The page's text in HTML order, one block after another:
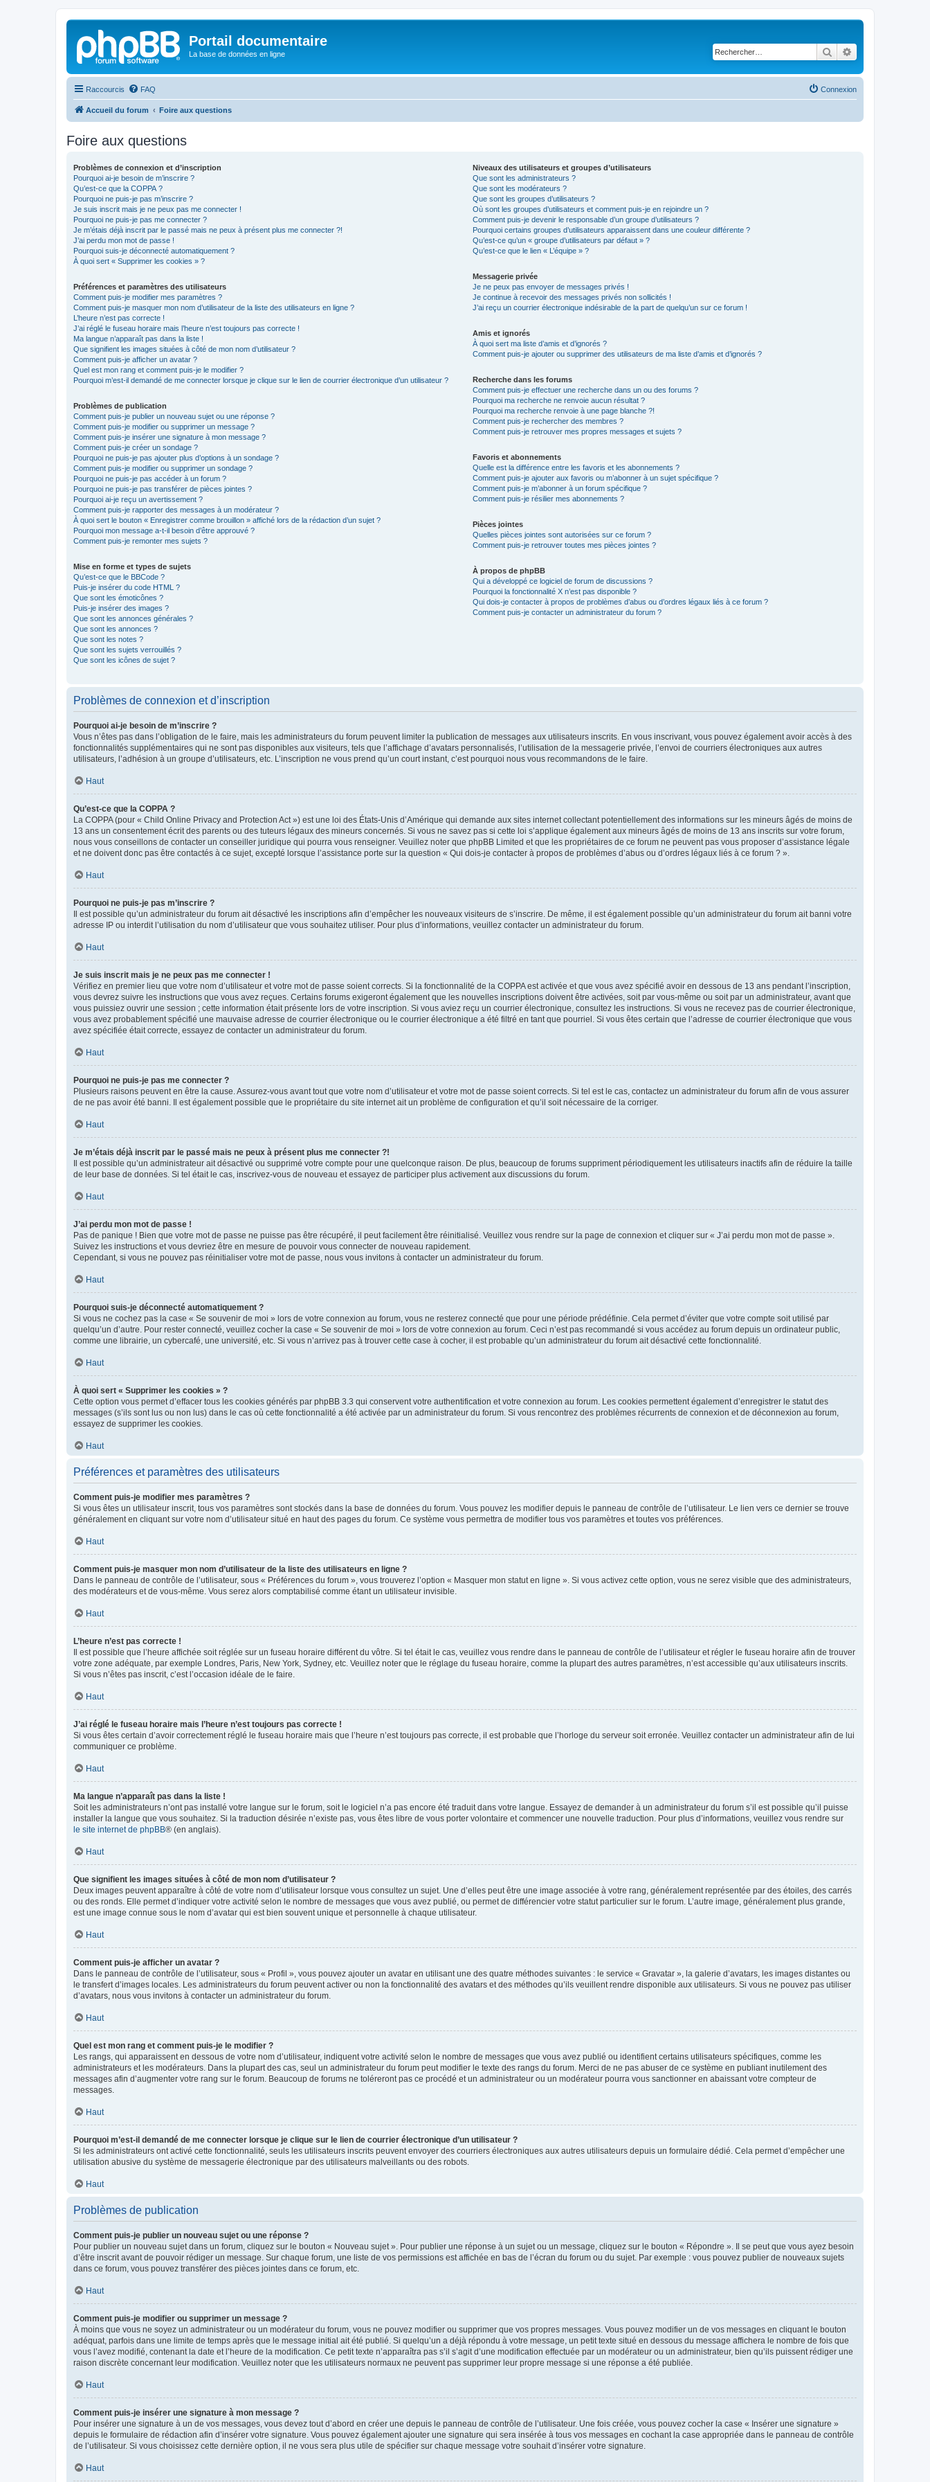
Portail documentaire
La base de données en ligne Rechercher
Raccourcis FAQ Connexion
Accueil du forum Foire aux questions
Foire aux questions
Problèmes de connexion et d’inscription
Pourquoi ai-je besoin de m’inscrire ?
Qu’est-ce que la COPPA ?
Pourquoi ne puis-je pas m’inscrire ?
Je suis inscrit mais je ne peux pas me connecter !
Pourquoi ne puis-je pas me connecter ?
Je m’étais déjà inscrit par le passé mais ne peux à présent plus me connecter ?!
J’ai perdu mon mot de passe !
Pourquoi suis-je déconnecté automatiquement ?
À quoi sert « Supprimer les cookies » ?
Préférences et paramètres des utilisateurs
Comment puis-je modifier mes paramètres ?
Comment puis-je masquer mon nom d’utilisateur de la liste des utilisateurs en ligne ?
L’heure n’est pas correcte !
J’ai réglé le fuseau horaire mais l’heure n’est toujours pas correcte !
Ma langue n’apparaît pas dans la liste !
Que signifient les images situées à côté de mon nom d’utilisateur ?
Comment puis-je afficher un avatar ?
Quel est mon rang et comment puis-je le modifier ?
Pourquoi m’est-il demandé de me connecter lorsque je clique sur le lien de courrier électronique d’un utilisateur ?
Problèmes de publication
Comment puis-je publier un nouveau sujet ou une réponse ?
Comment puis-je modifier ou supprimer un message ?
Comment puis-je insérer une signature à mon message ?
Comment puis-je créer un sondage ?
Pourquoi ne puis-je pas ajouter plus d’options à un sondage ?
Comment puis-je modifier ou supprimer un sondage ?
Pourquoi ne puis-je pas accéder à un forum ?
Pourquoi ne puis-je pas transférer de pièces jointes ?
Pourquoi ai-je reçu un avertissement ?
Comment puis-je rapporter des messages à un modérateur ?
À quoi sert le bouton « Enregistrer comme brouillon » affiché lors de la rédaction d’un sujet ?
Pourquoi mon message a-t-il besoin d’être approuvé ?
Comment puis-je remonter mes sujets ?
Mise en forme et types de sujets
Qu’est-ce que le BBCode ?
Puis-je insérer du code HTML ?
Que sont les émoticônes ?
Puis-je insérer des images ?
Que sont les annonces générales ?
Que sont les annonces ?
Que sont les notes ?
Que sont les sujets verrouillés ?
Que sont les icônes de sujet ?
Niveaux des utilisateurs et groupes d’utilisateurs
Que sont les administrateurs ?
Que sont les modérateurs ?
Que sont les groupes d’utilisateurs ?
Où sont les groupes d’utilisateurs et comment puis-je en rejoindre un ?
Comment puis-je devenir le responsable d’un groupe d’utilisateurs ?
Pourquoi certains groupes d’utilisateurs apparaissent dans une couleur différente ?
Qu’est-ce qu’un « groupe d’utilisateurs par défaut » ?
Qu’est-ce que le lien « L’équipe » ?
Messagerie privée
Je ne peux pas envoyer de messages privés !
Je continue à recevoir des messages privés non sollicités !
J’ai reçu un courrier électronique indésirable de la part de quelqu’un sur ce forum !
Amis et ignorés
À quoi sert ma liste d’amis et d’ignorés ?
Comment puis-je ajouter ou supprimer des utilisateurs de ma liste d’amis et d’ignorés ?
Recherche dans les forums
Comment puis-je effectuer une recherche dans un ou des forums ?
Pourquoi ma recherche ne renvoie aucun résultat ?
Pourquoi ma recherche renvoie à une page blanche ?!
Comment puis-je rechercher des membres ?
Comment puis-je retrouver mes propres messages et sujets ?
Favoris et abonnements
Quelle est la différence entre les favoris et les abonnements ?
Comment puis-je ajouter aux favoris ou m’abonner à un sujet spécifique ?
Comment puis-je m’abonner à un forum spécifique ?
Comment puis-je résilier mes abonnements ?
Pièces jointes
Quelles pièces jointes sont autorisées sur ce forum ?
Comment puis-je retrouver toutes mes pièces jointes ?
À propos de phpBB
Qui a développé ce logiciel de forum de discussions ?
Pourquoi la fonctionnalité X n’est pas disponible ?
Qui dois-je contacter à propos de problèmes d’abus ou d’ordres légaux liés à ce forum ?
Comment puis-je contacter un administrateur du forum ?
Problèmes de connexion et d’inscription
Pourquoi ai-je besoin de m’inscrire ?
Vous n’êtes pas dans l’obligation de le faire, mais les administrateurs du forum peuvent limiter la publication de messages aux utilisateurs inscrits. En vous inscrivant, vous pouvez également avoir accès à des
fonctionnalités supplémentaires qui ne sont pas disponibles aux visiteurs, tels que l’affichage d’avatars personnalisés, l’utilisation de la messagerie privée, l’envoi de courriers électroniques aux autres
utilisateurs, l’adhésion à un groupe d’utilisateurs, etc. L’inscription ne vous prend qu’un court instant, c’est pourquoi nous vous recommandons de le faire.
Haut
Qu’est-ce que la COPPA ?
La COPPA (pour « Child Online Privacy and Protection Act ») est une loi des États-Unis d’Amérique qui demande aux sites internet collectant potentiellement des informations sur les mineurs âgés de moins de
13 ans un consentement écrit des parents ou des tuteurs légaux des mineurs concernés. Si vous ne savez pas si cette loi s’applique également aux mineurs âgés de moins de 13 ans inscrits sur votre forum,
nous vous conseillons de contacter un conseiller juridique qui pourra vous renseigner. Veuillez noter que phpBB Limited et que les propriétaires de ce forum ne peuvent pas vous proposer d’assistance légale
et ne doivent donc pas être contactés à ce sujet, excepté lorsque l’assistance porte sur la question « Qui dois-je contacter à propos de problèmes d’abus ou d’ordres légaux liés à ce forum ? ».
Haut
Pourquoi ne puis-je pas m’inscrire ?
Il est possible qu’un administrateur du forum ait désactivé les inscriptions afin d’empêcher les nouveaux visiteurs de s’inscrire. De même, il est également possible qu’un administrateur du forum ait banni votre
adresse IP ou interdit l’utilisation du nom d’utilisateur que vous souhaitez utiliser. Pour plus d’informations, veuillez contacter un administrateur du forum.
Haut
Je suis inscrit mais je ne peux pas me connecter !
Vérifiez en premier lieu que votre nom d’utilisateur et votre mot de passe soient corrects. Si la fonctionnalité de la COPPA est activée et que vous avez spécifié avoir en dessous de 13 ans pendant l’inscription,
vous devrez suivre les instructions que vous avez reçues. Certains forums exigeront également que les nouvelles inscriptions doivent être activées, soit par vous-même ou soit par un administrateur, avant que
vous puissiez ouvrir une session ; cette information était présente lors de votre inscription. Si vous aviez reçu un courrier électronique, consultez les instructions. Si vous ne recevez pas de courrier électronique,
vous avez probablement spécifié une mauvaise adresse de courrier électronique ou le courrier électronique a été filtré en tant que pourriel. Si vous êtes certain que l’adresse de courrier électronique que vous
avez spécifiée était correcte, essayez de contacter un administrateur du forum.
Haut
Pourquoi ne puis-je pas me connecter ?
Plusieurs raisons peuvent en être la cause. Assurez-vous avant tout que votre nom d’utilisateur et votre mot de passe soient corrects. Si tel est le cas, contactez un administrateur du forum afin de vous assurer
de ne pas avoir été banni. Il est également possible que le propriétaire du site internet ait un problème de configuration et qu’il soit nécessaire de la corriger.
Haut
Je m’étais déjà inscrit par le passé mais ne peux à présent plus me connecter ?!
Il est possible qu’un administrateur ait désactivé ou supprimé votre compte pour une quelconque raison. De plus, beaucoup de forums suppriment périodiquement les utilisateurs inactifs afin de réduire la taille
de leur base de données. Si tel était le cas, inscrivez-vous de nouveau et essayez de participer plus activement aux discussions du forum.
Haut
J’ai perdu mon mot de passe !
Pas de panique ! Bien que votre mot de passe ne puisse pas être récupéré, il peut facilement être réinitialisé. Veuillez vous rendre sur la page de connexion et cliquer sur « J’ai perdu mon mot de passe ».
Suivez les instructions et vous devriez être en mesure de pouvoir vous connecter de nouveau rapidement.
Cependant, si vous ne pouvez pas réinitialiser votre mot de passe, nous vous invitons à contacter un administrateur du forum.
Haut
Pourquoi suis-je déconnecté automatiquement ?
Si vous ne cochez pas la case « Se souvenir de moi » lors de votre connexion au forum, vous ne resterez connecté que pour une période prédéfinie. Cela permet d’éviter que votre compte soit utilisé par
quelqu’un d’autre. Pour rester connecté, veuillez cocher la case « Se souvenir de moi » lors de votre connexion au forum. Ceci n’est pas recommandé si vous accédez au forum depuis un ordinateur public,
comme une librairie, un cybercafé, une université, etc. Si vous n’arrivez pas à trouver cette case à cocher, il est probable qu’un administrateur du forum ait désactivé cette fonctionnalité.
Haut
À quoi sert « Supprimer les cookies » ?
Cette option vous permet d’effacer tous les cookies générés par phpBB 3.3 qui conservent votre authentification et votre connexion au forum. Les cookies permettent également d’enregistrer le statut des
messages (s’ils sont lus ou non lus) dans le cas où cette fonctionnalité a été activée par un administrateur du forum. Si vous rencontrez des problèmes récurrents de connexion et de déconnexion au forum,
essayez de supprimer les cookies.
Haut
Préférences et paramètres des utilisateurs
Comment puis-je modifier mes paramètres ?
Si vous êtes un utilisateur inscrit, tous vos paramètres sont stockés dans la base de données du forum. Vous pouvez les modifier depuis le panneau de contrôle de l’utilisateur. Le lien vers ce dernier se trouve
généralement en cliquant sur votre nom d’utilisateur situé en haut des pages du forum. Ce système vous permettra de modifier tous vos paramètres et toutes vos préférences.
Haut
Comment puis-je masquer mon nom d’utilisateur de la liste des utilisateurs en ligne ?
Dans le panneau de contrôle de l’utilisateur, sous « Préférences du forum », vous trouverez l’option « Masquer mon statut en ligne ». Si vous activez cette option, vous ne serez visible que des administrateurs,
des modérateurs et de vous-même. Vous serez alors comptabilisé comme étant un utilisateur invisible.
Haut
L’heure n’est pas correcte !
Il est possible que l’heure affichée soit réglée sur un fuseau horaire différent du vôtre. Si tel était le cas, veuillez vous rendre dans le panneau de contrôle de l’utilisateur et régler le fuseau horaire afin de trouver
votre zone adéquate, par exemple Londres, Paris, New York, Sydney, etc. Veuillez noter que le réglage du fuseau horaire, comme la plupart des autres paramètres, n’est accessible qu’aux utilisateurs inscrits.
Si vous n’êtes pas inscrit, c’est l’occasion idéale de le faire.
Haut
J’ai réglé le fuseau horaire mais l’heure n’est toujours pas correcte !
Si vous êtes certain d’avoir correctement réglé le fuseau horaire mais que l’heure n’est toujours pas correcte, il est probable que l’horloge du serveur soit erronée. Veuillez contacter un administrateur afin de lui
communiquer ce problème.
Haut
Ma langue n’apparaît pas dans la liste !
Soit les administrateurs n’ont pas installé votre langue sur le forum, soit le logiciel n’a pas encore été traduit dans votre langue. Essayez de demander à un administrateur du forum s’il est possible qu’il puisse
installer la langue que vous souhaitez. Si la traduction désirée n’existe pas, vous êtes libre de vous porter volontaire et commencer une nouvelle traduction. Pour plus d’informations, veuillez vous rendre sur
le site internet de phpBB® (en anglais).
Haut
Que signifient les images situées à côté de mon nom d’utilisateur ?
Deux images peuvent apparaître à côté de votre nom d’utilisateur lorsque vous consultez un sujet. Une d’elles peut être une image associée à votre rang, généralement représentée par des étoiles, des carrés
ou des ronds. Elle permet d’indiquer votre activité selon le nombre de messages que vous avez publié, ou permet de différencier votre statut particulier sur le forum. L’autre image, généralement plus grande,
est une image connue sous le nom d’avatar qui est bien souvent unique et personnelle à chaque utilisateur.
Haut
Comment puis-je afficher un avatar ?
Dans le panneau de contrôle de l’utilisateur, sous « Profil », vous pouvez ajouter un avatar en utilisant une des quatre méthodes suivantes : le service « Gravatar », la galerie d’avatars, les images distantes ou
le transfert d’images locales. Les administrateurs du forum peuvent activer ou non la fonctionnalité des avatars et des méthodes qu’ils veuillent rendre disponible aux utilisateurs. Si vous ne pouvez pas utiliser
d’avatars, nous vous invitons à contacter un administrateur du forum.
Haut
Quel est mon rang et comment puis-je le modifier ?
Les rangs, qui apparaissent en dessous de votre nom d’utilisateur, indiquent votre activité selon le nombre de messages que vous avez publié ou identifient certains utilisateurs spécifiques, comme les
administrateurs et les modérateurs. Dans la plupart des cas, seul un administrateur du forum peut modifier le texte des rangs du forum. Merci de ne pas abuser de ce système en publiant inutilement des
messages afin d’augmenter votre rang sur le forum. Beaucoup de forums ne toléreront pas ce procédé et un administrateur ou un modérateur pourra vous sanctionner en abaissant votre compteur de
messages.
Haut
Pourquoi m’est-il demandé de me connecter lorsque je clique sur le lien de courrier électronique d’un utilisateur ?
Si les administrateurs ont activé cette fonctionnalité, seuls les utilisateurs inscrits peuvent envoyer des courriers électroniques aux autres utilisateurs depuis un formulaire dédié. Cela permet d’empêcher une
utilisation abusive du système de messagerie électronique par des utilisateurs malveillants ou des robots.
Haut
Problèmes de publication
Comment puis-je publier un nouveau sujet ou une réponse ?
Pour publier un nouveau sujet dans un forum, cliquez sur le bouton « Nouveau sujet ». Pour publier une réponse à un sujet ou un message, cliquez sur le bouton « Répondre ». Il se peut que vous ayez besoin
d’être inscrit avant de pouvoir rédiger un message. Sur chaque forum, une liste de vos permissions est affichée en bas de l’écran du forum ou du sujet. Par exemple : vous pouvez publier de nouveaux sujets
dans ce forum, vous pouvez transférer des pièces jointes dans ce forum, etc.
Haut
Comment puis-je modifier ou supprimer un message ?
À moins que vous ne soyez un administrateur ou un modérateur du forum, vous ne pouvez modifier ou supprimer que vos propres messages. Vous pouvez modifier un de vos messages en cliquant le bouton
adéquat, parfois dans une limite de temps après que le message initial ait été publié. Si quelqu’un a déjà répondu à votre message, un petit texte situé en dessous du message affichera le nombre de fois que
vous l’avez modifié, contenant la date et l’heure de la modification. Ce petit texte n’apparaîtra pas s’il s’agit d’une modification effectuée par un modérateur ou un administrateur, bien qu’ils puissent rédiger une
raison discrète concernant leur modification. Veuillez noter que les utilisateurs normaux ne peuvent pas supprimer leur propre message si une réponse a été publiée.
Haut
Comment puis-je insérer une signature à mon message ?
Pour insérer une signature à un de vos messages, vous devez tout d’abord en créer une depuis le panneau de contrôle de l’utilisateur. Une fois créée, vous pouvez cocher la case « Insérer une signature »
depuis le formulaire de rédaction afin d’insérer votre signature. Vous pouvez également ajouter une signature qui sera insérée à tous vos messages en cochant la case appropriée dans le panneau de contrôle
de l’utilisateur. Si vous choisissez cette dernière option, il ne vous sera plus utile de spécifier sur chaque message votre souhait d’insérer votre signature.
Haut